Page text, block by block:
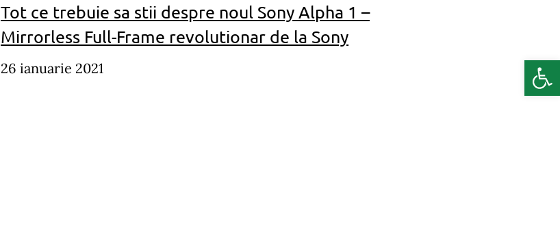
Tot ce trebuie sa stii despre noul Sony Alpha 1 –
Mirrorless Full-Frame revolutionar de la Sony
26 ianuarie 2021